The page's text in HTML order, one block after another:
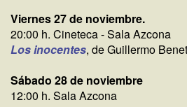
Viernes 27 de noviembre.
20:00 h. Cineteca - Sala Azcona
Los inocentes, de Guillermo
Sábado 28 de noviembre
12:00 h. Sala Azcona